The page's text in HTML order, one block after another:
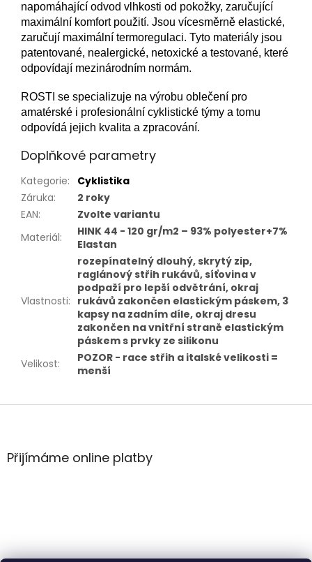
napomáhající odvod vlhkosti od pokožky, zaručující
maximální komfort použití. Jsou vícesměrně elastické,
zaručují maximální termoregulaci. Tyto materiály jsou
patentované, nealergické, netoxické a testované, které
odpovídají mezinárodním normám.
ROSTI se specializuje na výrobu oblečení pro
amatérské i profesionální cyklistické týmy a tomu
odpovídá jejich kvalita a zpracování.
Doplňkové parametry
Kategorie:
Cyklistika
Záruka:
2 roky
EAN:
Zvolte variantu
Materiál:
HINK 44 - 120 gr/m2 – 93% polyester+7%
Elastan
Vlastnosti:
rozepínatelný dlouhý, skrytý zip,
raglánový střih rukávů, síťovina v
podpaží pro lepší odvětrání, okraj
rukávů zakončen elastickým páskem, 3
kapsy na zadním díle, okraj dresu
zakončen na vnitřní straně elastickým
páskem s prvky ze silikonu
Velikost:
POZOR - race střih a italské velikosti =
menší
Z
aPřijímáme online platby